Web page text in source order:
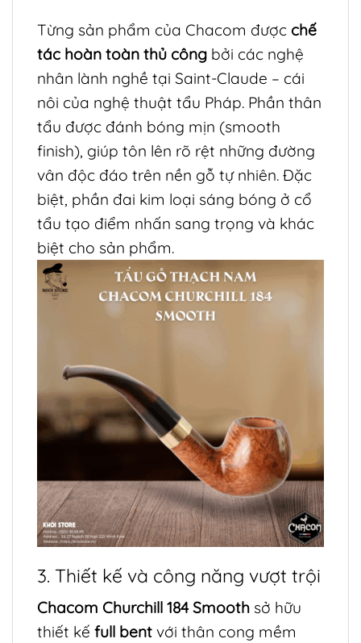
Từng sản phẩm của Chacom được chế
tác hoàn toàn thủ công bởi các nghệ
nhân lành nghề tại Saint-Claude – cái
nôi của nghệ thuật tẩu Pháp. Phần thân
tẩu được đánh bóng mịn (smooth
finish), giúp tôn lên rõ rệt những đường
vân độc đáo trên nền gỗ tự nhiên. Đặc
biệt, phần đai kim loại sáng bóng ở cổ
tẩu tạo điểm nhấn sang trọng và khác
biệt cho sản phẩm.
3. Thiết kế và công năng vượt trội
Chacom Churchill 184 Smooth sở hữu
thiết kế full bent với thân cong mềm